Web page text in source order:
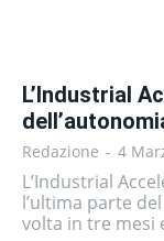
L’Industrial
Redazione - 4
L’Industrial
l’ultima parte
volta in tre mesi